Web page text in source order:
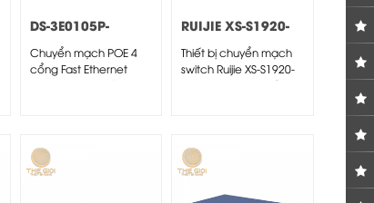
DS-3E0105P-
E/M(B)
Chuyển mạch POE 4
cổng Fast Ethernet
RUIJIE XS-S1920-
9GT1SFP-P-E
Thiết bị chuyển mạch
switch Ruijie XS-S1920-
9GT1SFP-P-E là thiết bị